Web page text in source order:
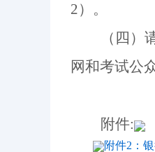
2）。
（四
网和考试公
附件:
附件2：